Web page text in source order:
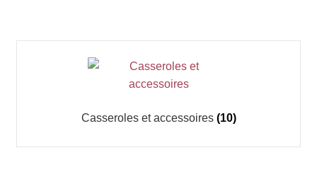
Casseroles et accessoires (10)